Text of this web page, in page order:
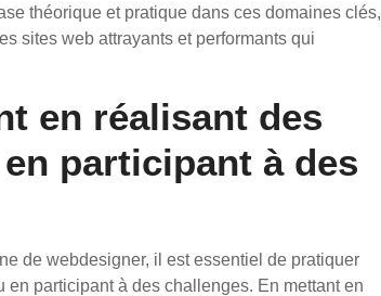
théorique et pratique dans ces domaines clés,
sites web attrayants et performants qui
en réalisant des
participant à des
de webdesigner, il est essentiel de pratiquer
participant à des challenges. En mettant en